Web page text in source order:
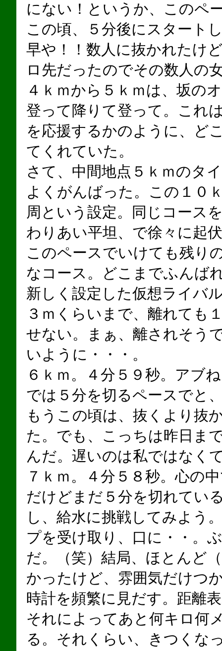
にない！というか、このペ
この頃、５分後にスタート
早や！！数人に抜かれたけ
ロ先だったのでその数人の
４ｋｍから５ｋｍは、坂の
登って降りて登って。これ
を応援するかのように、ど
てくれていた。
さて、中間地点５ｋｍのタ
よくがんばった。この１０
周という設定。同じコース
わりあい平坦、で徐々に起
このペースでいけても残り
なコース。どこまでふんば
新しく設定した仮想ライバ
３ｍくらいまで、離れても
せない。まぁ、離されそう
いように・・・。
６ｋｍ。４分５９秒。アブ
では５分を切るペースでと
もうこの頃は、抜くより抜
た。でも、こっちは昨日ま
んだ。遅いのは私ではなく
７ｋｍ。４分５８秒。心の
だけどまだ５分を切れてい
し、給水に挑戦してみよう
プを受け取り、口に・・。
だ。（笑）結局、ほとんど
かったけど、雰囲気だけつ
時計を頻繁に見だす。距離
それによってあと何キロ何
る。それくらい、きつくな